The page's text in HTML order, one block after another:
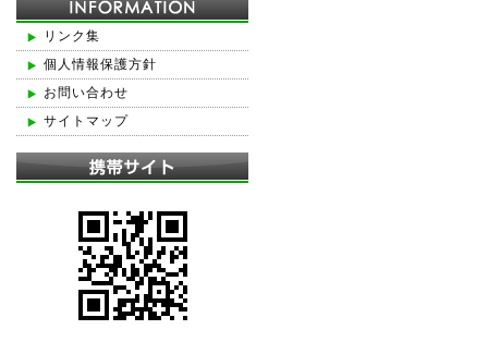
リンク集
個人情報保護方針
お問い合わせ
サイトマップ